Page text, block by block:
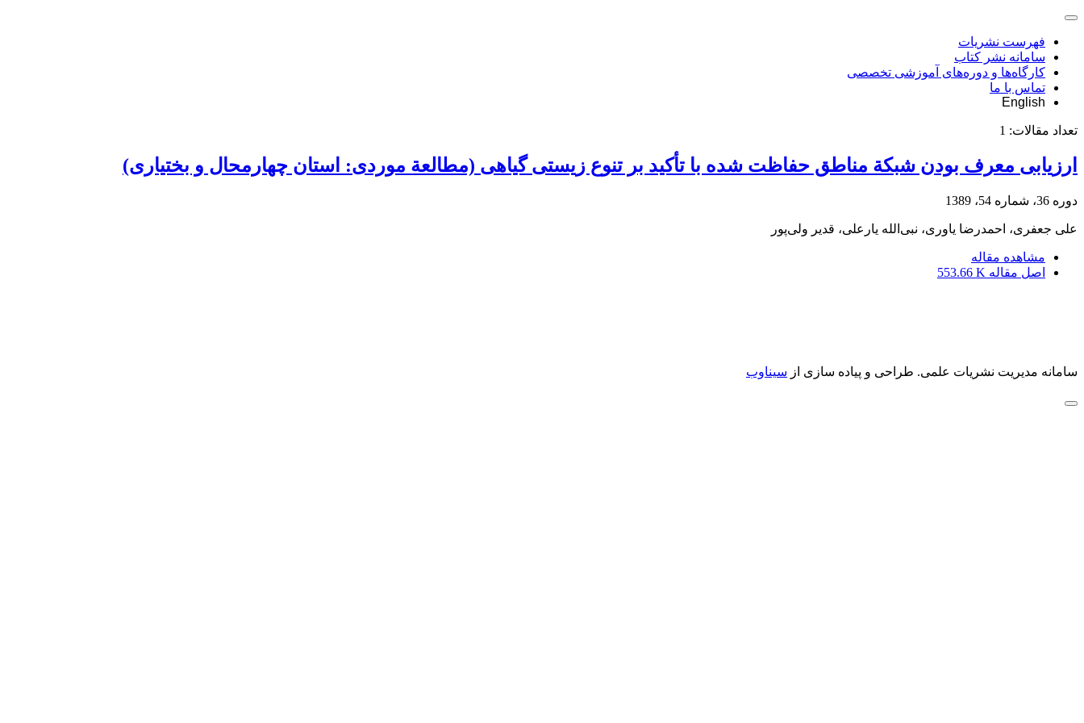
فهرست نشریات
سامانه نشر کتاب
کارگاه‌ها و دوره‌های آموزشی تخصصی
تماس با ما
English
تعداد مقالات: 1
ارزیابی معرف بودن شبکة مناطق حفاظت شده با تأکید بر تنوع زیستی گیاهی (مطالعة موردی: استان چهارمحال و بختیاری)
دوره 36، شماره 54، 1389
علی جعفری، احمد‌رضا یاوری، نبی‌الله یار‌علی، قدیر ولی‌پور
مشاهده مقاله
اصل مقاله 553.66 K
سامانه مدیریت نشریات علمی. طراحی و پیاده سازی از سیناوب